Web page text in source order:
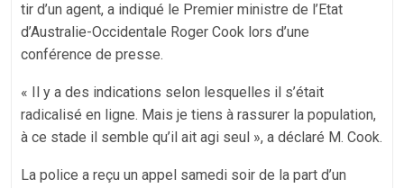
tir d’un agent, a indiqué le Premier ministre de l’Etat
d’Australie-Occidentale Roger Cook lors d’une
conférence de presse.
« Il y a des indications selon lesquelles il s’était
radicalisé en ligne. Mais je tiens à rassurer la population,
à ce stade il semble qu’il ait agi seul », a déclaré M. Cook.
La police a reçu un appel samedi soir de la part d’un